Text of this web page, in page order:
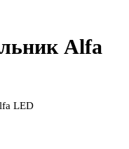
Alfa
LED